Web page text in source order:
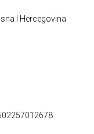
I Hercegovina